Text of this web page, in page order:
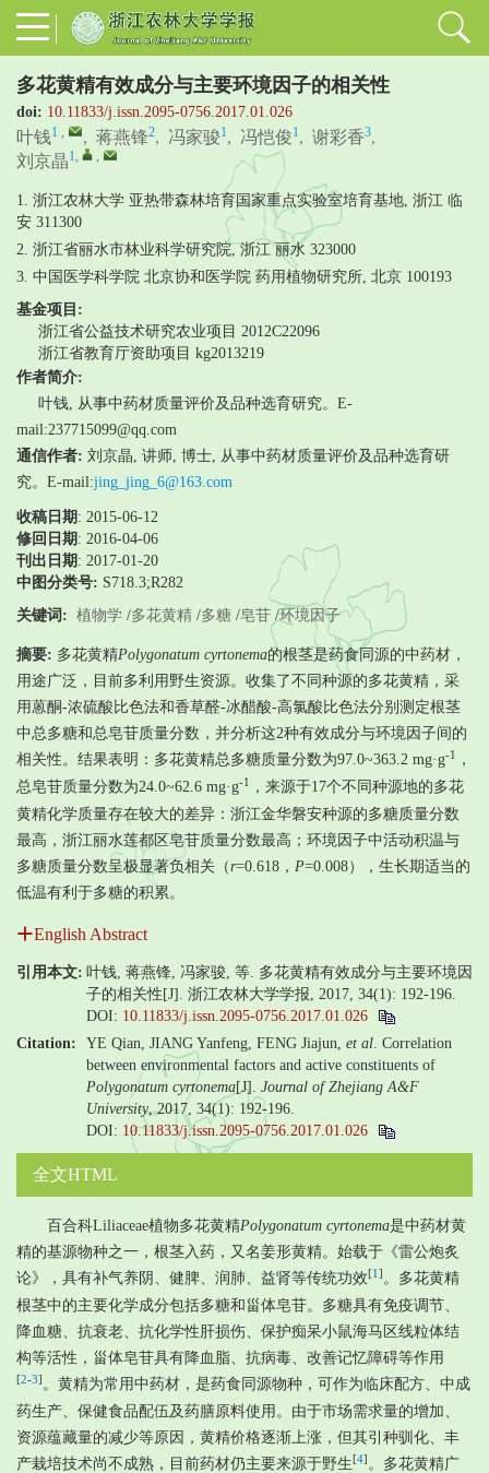
多花黄精有效成分与主要环境因子的相关性
doi: 10.11833/j.issn.2095-0756.2017.01.026
叶钱1 , , 蒋燕锋2, 冯家骏1, 冯恺俊1, 谢彩香3,
刘京晶1, ,
1. 浙江农林大学 亚热带森林培育国家重点实验室培育基地, 浙江 临
安 311300
2. 浙江省丽水市林业科学研究院, 浙江 丽水 323000
3. 中国医学科学院 北京协和医学院 药用植物研究所, 北京 100193
基金项目:
浙江省公益技术研究农业项目 2012C22096
浙江省教育厅资助项目 kg2013219
作者简介:
叶钱, 从事中药材质量评价及品种选育研究。E-
mail:237715099@qq.com
通信作者: 刘京晶, 讲师, 博士, 从事中药材质量评价及品种选育研
究。E-mail:jing_jing_6@163.com
收稿日期 : 2015-06-12
修回日期 : 2016-04-06
刊出日期 : 2017-01-20
中图分类号: S718.3;R282
关键词: 植物学 /多花黄精 /多糖 /皂苷 /环境因子
摘要: 多花黄精Polygonatum cyrtonema的根茎是药食同源的中药材，
用途广泛，目前多利用野生资源。收集了不同种源的多花黄精，采
用蒽酮-浓硫酸比色法和香草醛-冰醋酸-高氯酸比色法分别测定根茎
中总多糖和总皂苷质量分数，并分析这2种有效成分与环境因子间的
相关性。结果表明：多花黄精总多糖质量分数为97.0~363.2 mg·g-1
，
总皂苷质量分数为24.0~62.6 mg·g-1
，来源于17个不同种源地的多花
黄精化学质量存在较大的差异：浙江金华磐安种源的多糖质量分数
最高，浙江丽水莲都区皂苷质量分数最高；环境因子中活动积温与
多糖质量分数呈极显著负相关（r=0.618， P=0.008），生长期适当的
低温有利于多糖的积累。
English Abstract
引用本文: 叶钱, 蒋燕锋, 冯家骏, 等. 多花黄精有效成分与主要环境因
子的相关性[J]. 浙江农林大学学报, 2017, 34(1): 192-196.
DOI: 10.11833/j.issn.2095-0756.2017.01.026
Citation:
YE Qian, JIANG Yanfeng, FENG Jiajun, et al . Correlation
between environmental factors and active constituents of
Polygonatum cyrtonema[J]. Journal of Zhejiang A&F
University, 2017, 34(1): 192-196.
DOI: 10.11833/j.issn.2095-0756.2017.01.026
全文HTML
百合科Liliaceae植物多花黄精Polygonatum cyrtonema是中药材黄
精的基源物种之一，根茎入药，又名姜形黄精。始载于《雷公炮炙
论》，具有补气养阴、健脾、润肺、益肾等传统功效[1 ] 。多花黄精
根茎中的主要化学成分包括多糖和甾体皂苷。多糖具有免疫调节、
降血糖、抗衰老、抗化学性肝损伤、保护痴呆小鼠海马区线粒体结
构等活性，甾体皂苷具有降血脂、抗病毒、改善记忆障碍等作用
[2-3] 。黄精为常用中药材，是药食同源物种，可作为临床配方、中成
药生产、保健食品配伍及药膳原料使用。由于市场需求量的增加、
资源蕴藏量的减少等原因，黄精价格逐渐上涨，但其引种驯化、丰
产栽培技术尚不成熟，目前药材仍主要来源于野生[4] 。多花黄精广